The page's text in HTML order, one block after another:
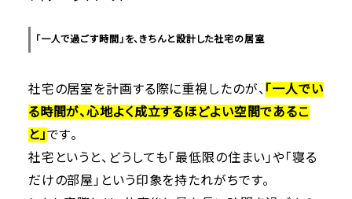
「一人で過ごす時間」を、きちんと設計した社宅の居室
社宅の居室を計画する際に重視したのが、 「一人でい
る時間が、心地よく成立するほどよい空間であるこ
と」です。
社宅というと、どうしても「最低限の住まい」や「寝る
だけの部屋」という印象を持たれがちです。